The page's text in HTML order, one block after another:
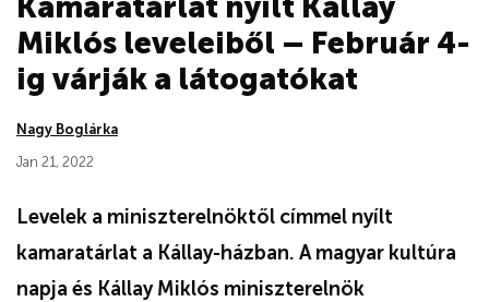
Miklós leveleiből – Február 4-
ig várják a látogatókat
Nagy Boglárka
Jan 21, 2022
Levelek a miniszterelnöktől címmel nyílt
kamaratárlat a Kállay-házban. A magyar kultúra
napja és Kállay Miklós miniszterelnök